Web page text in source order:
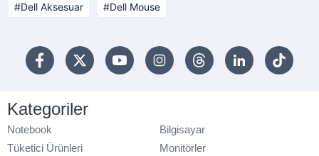
Dell Aksesuar Dell Mouse
Kategoriler
Notebook
Bilgisayar
Tüketici Ürünleri
Monitörler